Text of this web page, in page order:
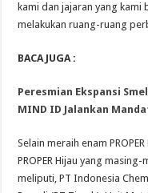
kami dan jajaran yang kami
melakukan ruang-ruang
BACA JUGA :
Peresmian Ekspansi
MIND ID Jalankan
Selain meraih enam
PROPER Hijau yang
meliputi, PT Indonesia